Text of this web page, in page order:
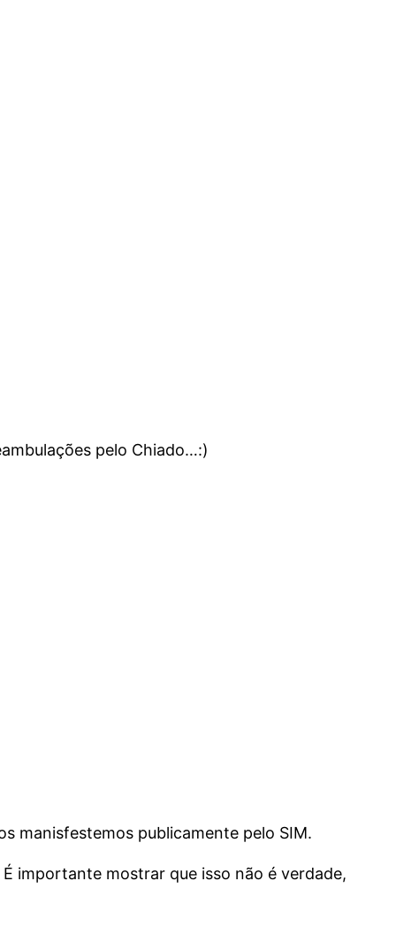
pelo Chiado…:)
manisfestemos publicamente pelo SIM.
importante mostrar que isso não é verdade,